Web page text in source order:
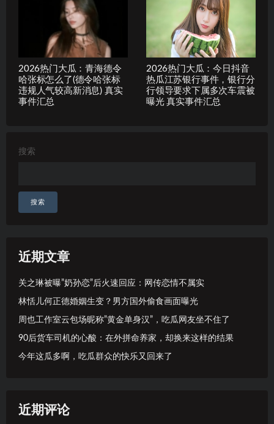
2026热门大瓜：青海德令
哈张标怎么了(德令哈张标
违规人气较高新消息) 真实
事件汇总
2026热门大瓜：今日抖音
热瓜江苏银行事件，银行分
行领导要求下属多次车震被
曝光 真实事件汇总
搜索
搜索
近期文章
关之琳被曝”奶孙恋”后火速回应：网传恋情不属实
林恬儿何正德婚姻生变？男方国外偷食画面曝光
周也工作室云包场昵称”黄金单身汉”，吃瓜网友坐不住了
90后货车司机的心酸：在外拼命养家，却换来这样的结果
今年这瓜多啊，吃瓜群众的快乐又回来了
近期评论